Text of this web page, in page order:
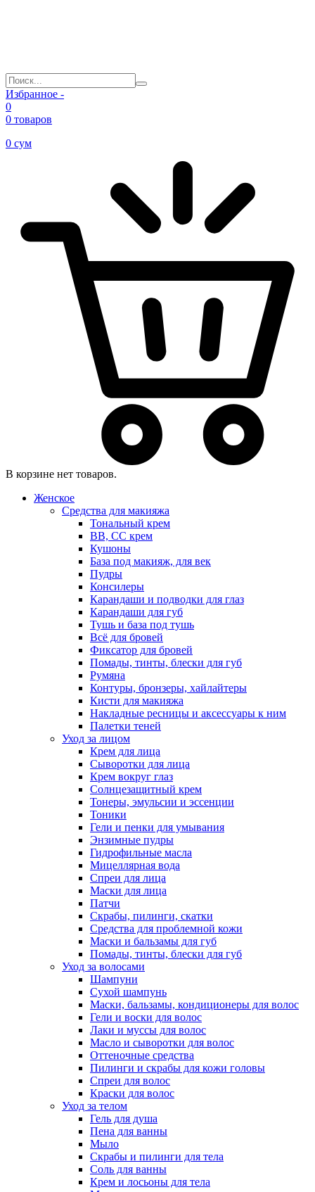
Избранное -
0
0 товаров
0 сум
В корзине нет товаров.
Женское
Средства для макияжа
Тональный крем
BB, CC крем
Кушоны
База под макияж, для век
Пудры
Консилеры
Карандаши и подводки для глаз
Карандаши для губ
Тушь и база под тушь
Всё для бровей
Фиксатор для бровей
Помады, тинты, блески для губ
Румяна
Контуры, бронзеры, хайлайтеры
Кисти для макияжа
Накладные ресницы и аксессуары к ним
Палетки теней
Уход за лицом
Крем для лица
Сыворотки для лица
Крем вокруг глаз
Солнцезащитный крем
Тонеры, эмульсии и эссенции
Тоники
Гели и пенки для умывания
Энзимные пудры
Гидрофильные масла
Мицеллярная вода
Спреи для лица
Маски для лица
Патчи
Скрабы, пилинги, скатки
Средства для проблемной кожи
Маски и бальзамы для губ
Помады, тинты, блески для губ
Уход за волосами
Шампуни
Сухой шампунь
Маски, бальзамы, кондиционеры для волос
Гели и воски для волос
Лаки и муссы для волос
Масло и сыворотки для волос
Оттеночные средства
Пилинги и скрабы для кожи головы
Спреи для волос
Краски для волос
Уход за телом
Гель для душа
Пена для ванны
Мыло
Скрабы и пилинги для тела
Соль для ванны
Крем и лосьоны для тела